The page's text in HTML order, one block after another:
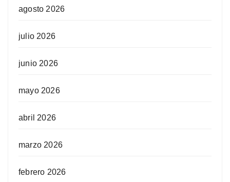
agosto 2026
julio 2026
junio 2026
mayo 2026
abril 2026
marzo 2026
febrero 2026